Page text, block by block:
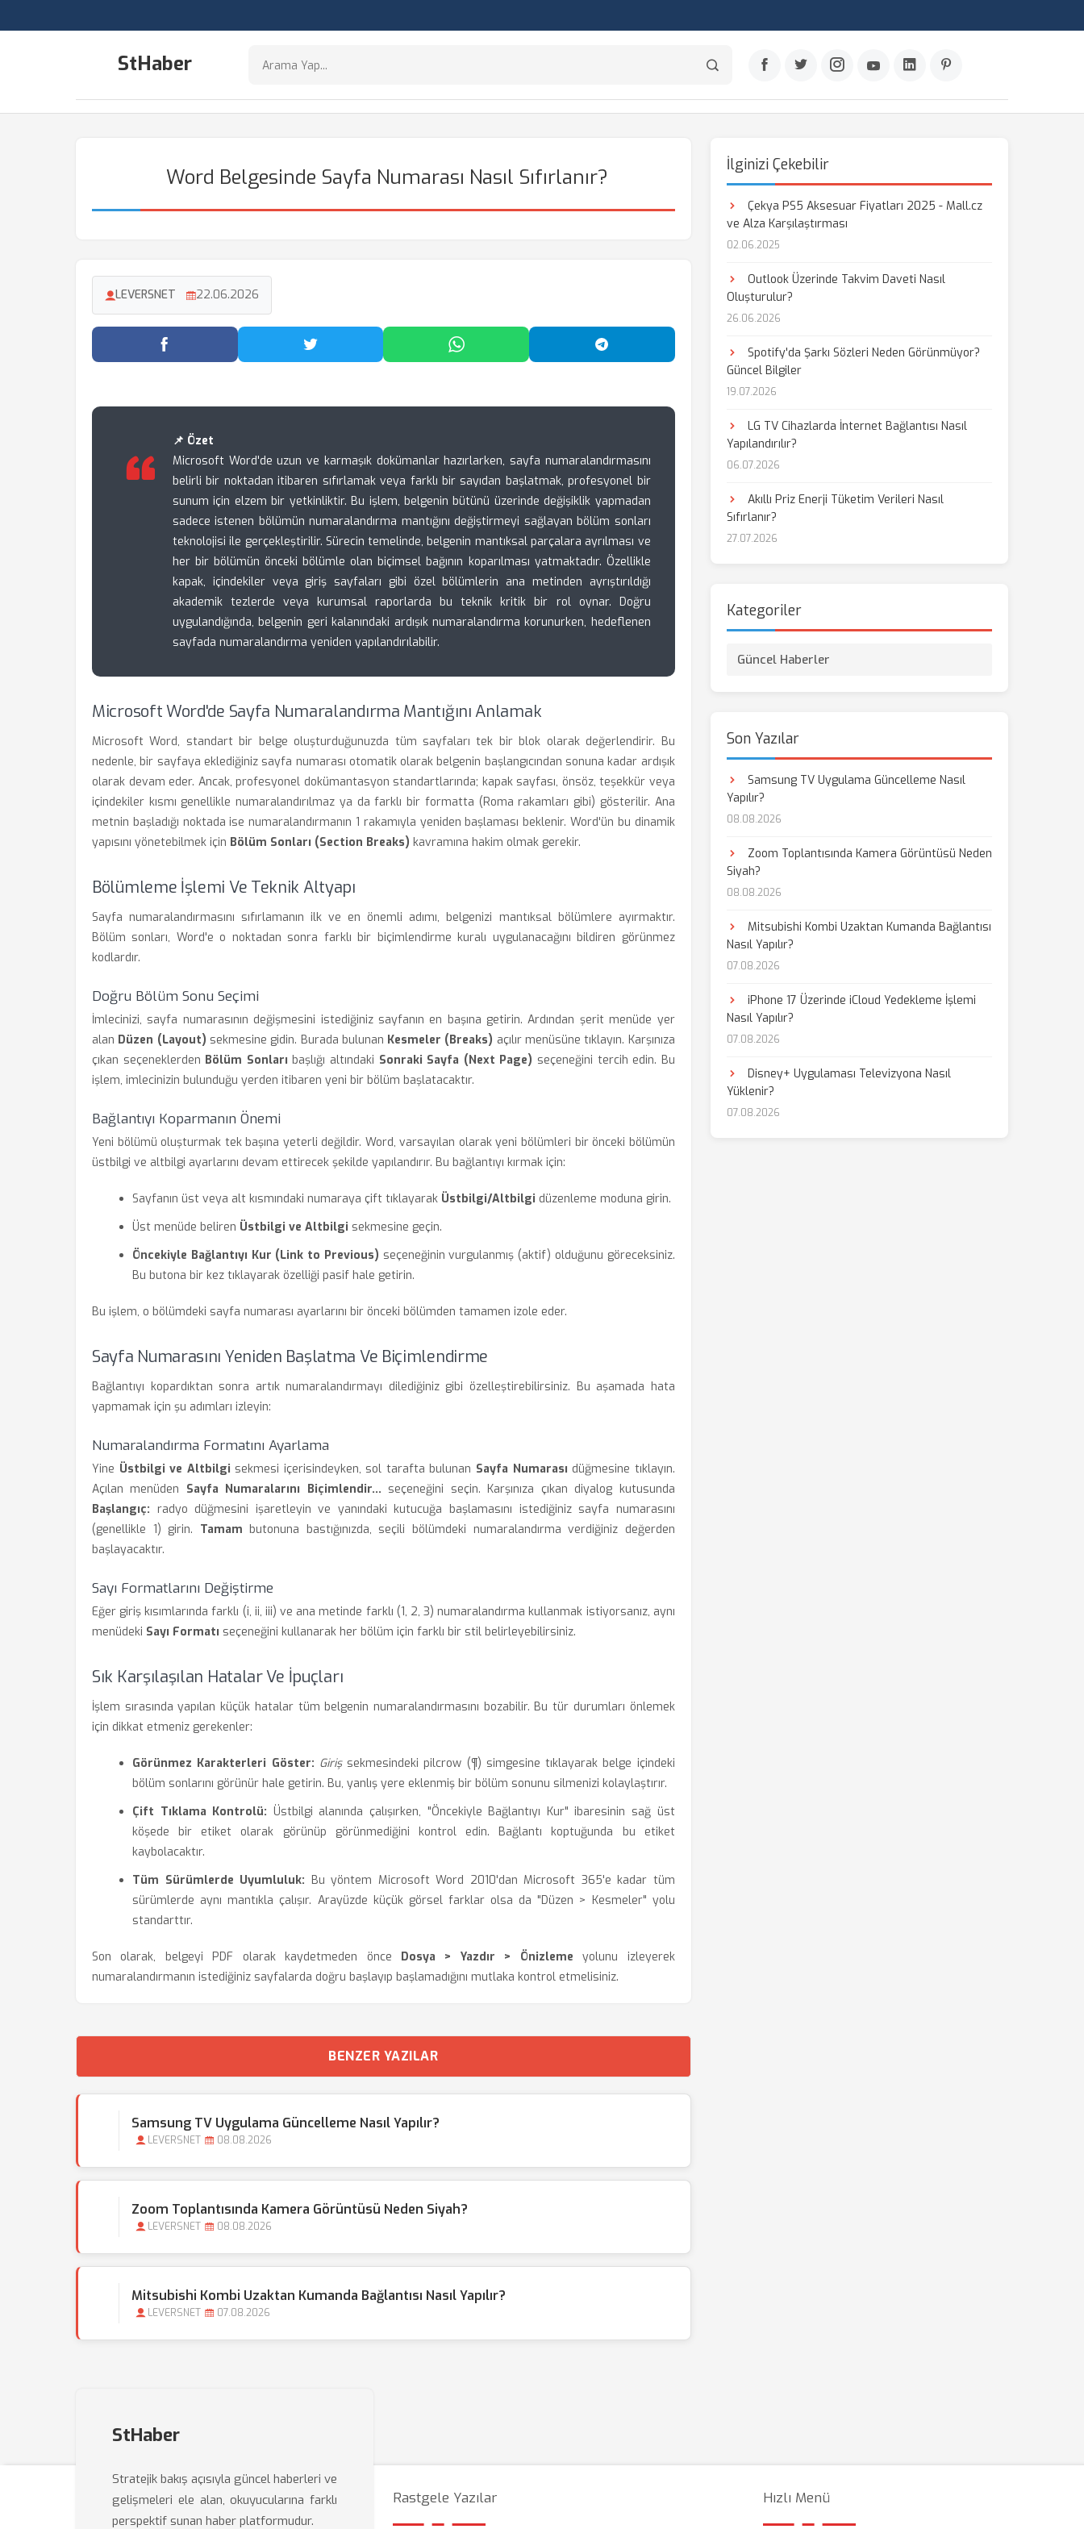
StHaber
Word Belgesinde Sayfa Numarası Nasıl Sıfırlanır?
LEVERSNET 22.06.2026
Facebook'ta Paylaş Twitter'da Paylaş WhatsApp'ta Paylaş Telegram'da Paylaş
📌 Özet
Microsoft Word'de uzun ve karmaşık dokümanlar hazırlarken, sayfa numaralandırmasını
belirli bir noktadan itibaren sıfırlamak veya farklı bir sayıdan başlatmak, profesyonel bir
sunum için elzem bir yetkinliktir. Bu işlem, belgenin bütünü üzerinde değişiklik yapmadan
sadece istenen bölümün numaralandırma mantığını değiştirmeyi sağlayan bölüm sonları
teknolojisi ile gerçekleştirilir. Sürecin temelinde, belgenin mantıksal parçalara ayrılması ve
her bir bölümün önceki bölümle olan biçimsel bağının koparılması yatmaktadır. Özellikle
kapak, içindekiler veya giriş sayfaları gibi özel bölümlerin ana metinden ayrıştırıldığı
akademik tezlerde veya kurumsal raporlarda bu teknik kritik bir rol oynar. Doğru
uygulandığında, belgenin geri kalanındaki ardışık numaralandırma korunurken, hedeflenen
sayfada numaralandırma yeniden yapılandırılabilir.
Microsoft Word'de Sayfa Numaralandırma Mantığını Anlamak
Microsoft Word, standart bir belge oluşturduğunuzda tüm sayfaları tek bir blok olarak değerlendirir. Bu
nedenle, bir sayfaya eklediğiniz sayfa numarası otomatik olarak belgenin başlangıcından sonuna kadar ardışık
olarak devam eder. Ancak, profesyonel dokümantasyon standartlarında; kapak sayfası, önsöz, teşekkür veya
içindekiler kısmı genellikle numaralandırılmaz ya da farklı bir formatta (Roma rakamları gibi) gösterilir. Ana
metnin başladığı noktada ise numaralandırmanın 1 rakamıyla yeniden başlaması beklenir. Word'ün bu dinamik
yapısını yönetebilmek için Bölüm Sonları (Section Breaks) kavramına hakim olmak gerekir.
Bölümleme İşlemi Ve Teknik Altyapı
Sayfa numaralandırmasını sıfırlamanın ilk ve en önemli adımı, belgenizi mantıksal bölümlere ayırmaktır.
Bölüm sonları, Word'e o noktadan sonra farklı bir biçimlendirme kuralı uygulanacağını bildiren görünmez
kodlardır.
Doğru Bölüm Sonu Seçimi
İmlecinizi, sayfa numarasının değişmesini istediğiniz sayfanın en başına getirin. Ardından şerit menüde yer
alan Düzen (Layout) sekmesine gidin. Burada bulunan Kesmeler (Breaks) açılır menüsüne tıklayın. Karşınıza
çıkan seçeneklerden Bölüm Sonları başlığı altındaki Sonraki Sayfa (Next Page) seçeneğini tercih edin. Bu
işlem, imlecinizin bulunduğu yerden itibaren yeni bir bölüm başlatacaktır.
Bağlantıyı Koparmanın Önemi
Yeni bölümü oluşturmak tek başına yeterli değildir. Word, varsayılan olarak yeni bölümleri bir önceki bölümün
üstbilgi ve altbilgi ayarlarını devam ettirecek şekilde yapılandırır. Bu bağlantıyı kırmak için:
Sayfanın üst veya alt kısmındaki numaraya çift tıklayarak Üstbilgi/Altbilgi düzenleme moduna girin.
Üst menüde beliren Üstbilgi ve Altbilgi sekmesine geçin.
Öncekiyle Bağlantıyı Kur (Link to Previous) seçeneğinin vurgulanmış (aktif) olduğunu göreceksiniz.
Bu butona bir kez tıklayarak özelliği pasif hale getirin.
Bu işlem, o bölümdeki sayfa numarası ayarlarını bir önceki bölümden tamamen izole eder.
Sayfa Numarasını Yeniden Başlatma Ve Biçimlendirme
Bağlantıyı kopardıktan sonra artık numaralandırmayı dilediğiniz gibi özelleştirebilirsiniz. Bu aşamada hata
yapmamak için şu adımları izleyin:
Numaralandırma Formatını Ayarlama
Yine Üstbilgi ve Altbilgi sekmesi içerisindeyken, sol tarafta bulunan Sayfa Numarası düğmesine tıklayın.
Açılan menüden Sayfa Numaralarını Biçimlendir... seçeneğini seçin. Karşınıza çıkan diyalog kutusunda
Başlangıç: radyo düğmesini işaretleyin ve yanındaki kutucuğa başlamasını istediğiniz sayfa numarasını
(genellikle 1) girin. Tamam butonuna bastığınızda, seçili bölümdeki numaralandırma verdiğiniz değerden
başlayacaktır.
Sayı Formatlarını Değiştirme
Eğer giriş kısımlarında farklı (i, ii, iii) ve ana metinde farklı (1, 2, 3) numaralandırma kullanmak istiyorsanız, aynı
menüdeki Sayı Formatı seçeneğini kullanarak her bölüm için farklı bir stil belirleyebilirsiniz.
Sık Karşılaşılan Hatalar Ve İpuçları
İşlem sırasında yapılan küçük hatalar tüm belgenin numaralandırmasını bozabilir. Bu tür durumları önlemek
için dikkat etmeniz gerekenler:
Görünmez Karakterleri Göster: Girişsekmesindeki pilcrow (¶) simgesine tıklayarak belge içindeki
bölüm sonlarını görünür hale getirin. Bu, yanlış yere eklenmiş bir bölüm sonunu silmenizi kolaylaştırır.
Çift Tıklama Kontrolü: Üstbilgi alanında çalışırken, "Öncekiyle Bağlantıyı Kur" ibaresinin sağ üst
köşede bir etiket olarak görünüp görünmediğini kontrol edin. Bağlantı koptuğunda bu etiket
kaybolacaktır.
Tüm Sürümlerde Uyumluluk: Bu yöntem Microsoft Word 2010'dan Microsoft 365'e kadar tüm
sürümlerde aynı mantıkla çalışır. Arayüzde küçük görsel farklar olsa da "Düzen > Kesmeler" yolu
standarttır.
Son olarak, belgeyi PDF olarak kaydetmeden önce Dosya > Yazdır > Önizleme yolunu izleyerek
numaralandırmanın istediğiniz sayfalarda doğru başlayıp başlamadığını mutlaka kontrol etmelisiniz.
BENZER YAZILAR
Samsung TV Uygulama Güncelleme Nasıl Yapılır?
LEVERSNET 08.08.2026
Zoom Toplantısında Kamera Görüntüsü Neden Siyah?
LEVERSNET 08.08.2026
Mitsubishi Kombi Uzaktan Kumanda Bağlantısı Nasıl Yapılır?
LEVERSNET 07.08.2026
İlginizi Çekebilir
Çekya PS5 Aksesuar Fiyatları 2025 - Mall.cz
ve Alza Karşılaştırması
02.06.2025
Outlook Üzerinde Takvim Daveti Nasıl
Oluşturulur?
26.06.2026
Spotify'da Şarkı Sözleri Neden Görünmüyor?
Güncel Bilgiler
19.07.2026
LG TV Cihazlarda İnternet Bağlantısı Nasıl
Yapılandırılır?
06.07.2026
Akıllı Priz Enerji Tüketim Verileri Nasıl
Sıfırlanır?
27.07.2026
Kategoriler
Güncel Haberler
Son Yazılar
Samsung TV Uygulama Güncelleme Nasıl
Yapılır?
08.08.2026
Zoom Toplantısında Kamera Görüntüsü Neden
Siyah?
08.08.2026
Mitsubishi Kombi Uzaktan Kumanda Bağlantısı
Nasıl Yapılır?
07.08.2026
iPhone 17 Üzerinde iCloud Yedekleme İşlemi
Nasıl Yapılır?
07.08.2026
Disney+ Uygulaması Televizyona Nasıl
Yüklenir?
07.08.2026
StHaber
Stratejik bakış açısıyla güncel haberleri ve
gelişmeleri ele alan, okuyucularına farklı
perspektif sunan haber platformudur.
Rastgele Yazılar Hızlı Menü